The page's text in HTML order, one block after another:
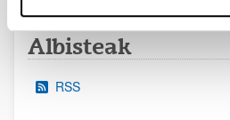
Albisteak
RSS